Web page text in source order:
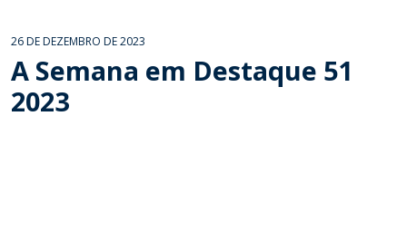
26 DE DEZEMBRO DE 2023
A Semana em Destaque 51
2023